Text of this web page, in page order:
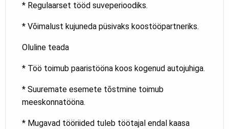
* Regulaarset tööd suveperioodiks.
* Võimalust kujuneda püsivaks koostööpartneriks.
Oluline teada
* Töö toimub paaristööna koos kogenud autojuhiga.
* Suuremate esemete tõstmine toimub
meeskonnatööna.
* Mugavad tööriided tuleb töötajal endal kaasa